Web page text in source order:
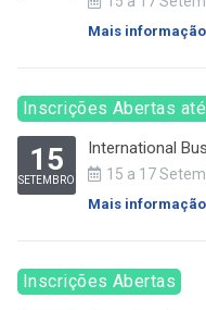
Mais informação
Inscrições Abertas
15
SETEMBRO
International
15 a 17
Mais informação
Inscrições Abertas